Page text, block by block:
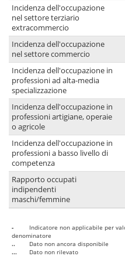
Incidenza dell'occupazione
nel settore terziario
extracommercio
Incidenza dell'occupazione
nel settore commercio
Incidenza dell'occupazione in
professioni ad alta-media
specializzazione
Incidenza dell'occupazione in
professioni artigiane, operaie
o agricole
Incidenza dell'occupazione in
professioni a basso livello di
competenza
Rapporto occupati
indipendenti
maschi/femmine
-
Indicatore non applicabile per
denominatore
..
Dato non ancora disponibile
...
Dato non rilevato